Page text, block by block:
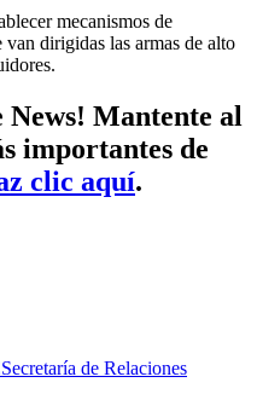
mecanismos de
dirigidas las armas de alto
News! Mantente al
importantes de
clic aquí.
Secretaría de Relaciones